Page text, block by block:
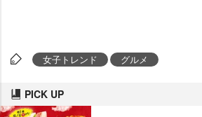
女子トレンド グルメ
PICK UP